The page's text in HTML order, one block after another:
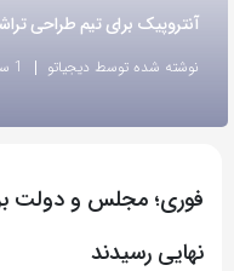
لینک
آنتروپیک برای تیم طراحی
نوشته شده توسط دیجیاتو 1 ساعت پیش
فوری؛ مجلس و دولت
نهایی رسیدند